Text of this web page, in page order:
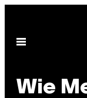
content
Open
Wie